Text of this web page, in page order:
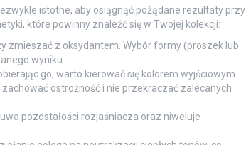
istotne, aby osiągnąć pożądane rezultaty przy
które powinny znaleźć się w Twojej kolekcji:
zmieszać z oksydantem. Wybór formy (proszek lub
wyniku.
go, warto kierować się kolorem wyjściowym
ostrożność i nie przekraczać zalecanych
pozostałości rozjaśniacza oraz niweluje